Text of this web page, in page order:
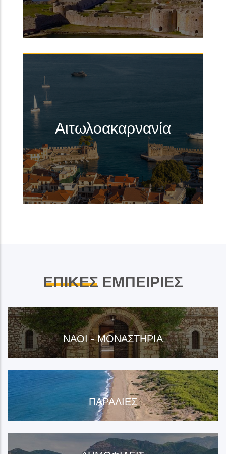
Αιτωλοακαρνανία
ΕΠΙΚΕΣ ΕΜΠΕΙΡΙΕΣ
ΝΑΟΊ - ΜΟΝΑΣΤΉΡΙΑ
ΠΑΡΑΛΊΕΣ